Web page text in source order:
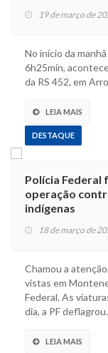
19 de março de
No início da
6h25min,
da RS 452, em
LEIA MAIS
DESTAQUE
Polícia Federal
operação
indígenas
18 de março de
Chamou a
vistas em
Federal. As
dia, a PF
LEIA MAIS